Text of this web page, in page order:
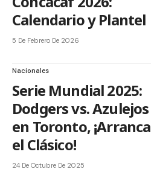
Calendario y Plantel
5 De Febrero De 2026
Nacionales
Serie Mundial 2025:
Dodgers vs. Azulejos
en Toronto, ¡Arranca
el Clásico!
24 De Octubre De 2025